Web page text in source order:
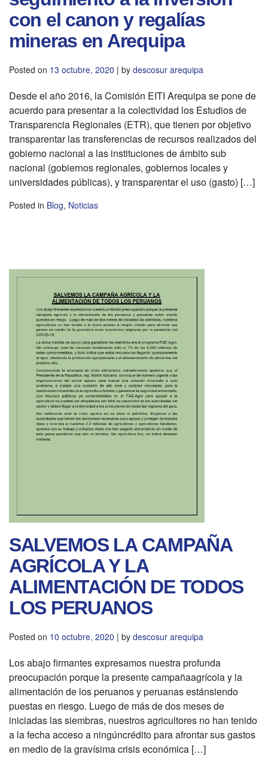
con el canon y regalías
mineras en Arequipa
Posted on 13 octubre, 2020 | by descosur arequipa
Desde el año 2016, la Comisión EITI Arequipa se pone de
acuerdo para presentar a la colectividad los Estudios de
Transparencia Regionales (ETR), que tienen por objetivo
transparentar las transferencias de recursos realizados del
gobierno nacional a las instituciones de ámbito sub
nacional (gobiernos regionales, gobiernos locales y
universidades públicas), y transparentar el uso (gasto) […]
Posted in Blog, Noticias
SALVEMOS LA CAMPAÑA
AGRÍCOLA Y LA
ALIMENTACIÓN DE TODOS
LOS PERUANOS
Posted on 10 octubre, 2020 | by descosur arequipa
Los abajo firmantes expresamos nuestra profunda
preocupación porque la presente campañaagrícola y la
alimentación de los peruanos y peruanas estánsiendo
puestas en riesgo. Luego de más de dos meses de
iniciadas las siembras, nuestros agricultores no han tenido
a la fecha acceso a ningúncrédito para afrontar sus gastos
en medio de la gravísima crisis económica […]